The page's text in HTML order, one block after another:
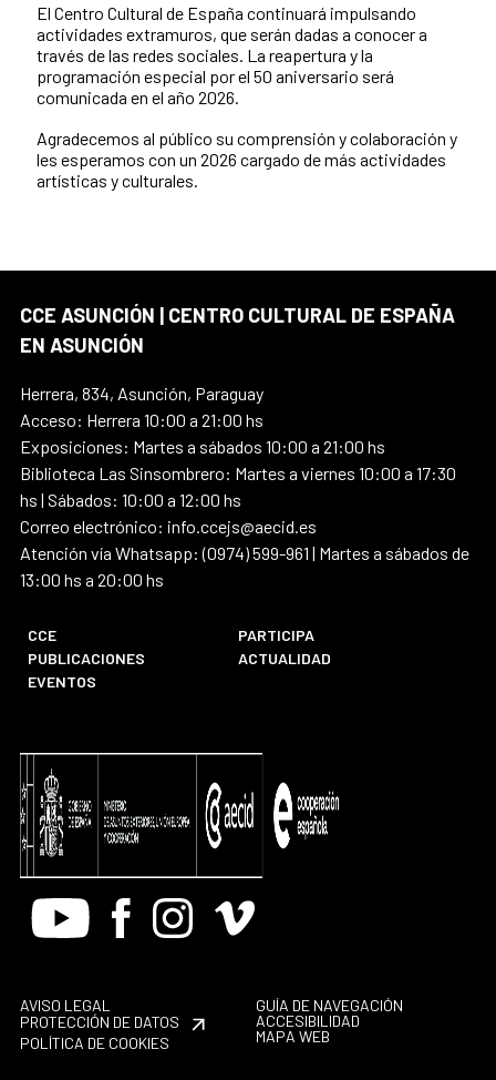
El Centro Cultural de España continuará impulsando
actividades extramuros, que serán dadas a conocer a
través de las redes sociales. La reapertura y la
programación especial por el 50 aniversario será
comunicada en el año 2026.
Agradecemos al público su comprensión y colaboración y
les esperamos con un 2026 cargado de más actividades
artísticas y culturales.
CCE ASUNCIÓN | CENTRO CULTURAL DE ESPAÑA
EN ASUNCIÓN
Herrera, 834, Asunción, Paraguay
Acceso: Herrera 10:00 a 21:00 hs
Exposiciones: Martes a sábados 10:00 a 21:00 hs
Biblioteca Las Sinsombrero: Martes a viernes 10:00 a 17:30
hs | Sábados: 10:00 a 12:00 hs
Correo electrónico: info.ccejs@aecid.es
Atención vía Whatsapp: (0974) 599-961 | Martes a sábados de
13:00 hs a 20:00 hs
CCE
PARTICIPA
PUBLICACIONES
ACTUALIDAD
EVENTOS
Youtube FacebookInstagram
Vimeo
AVISO LEGAL
PROTECCIÓN DE DATOS
POLÍTICA DE COOKIES
GUÍA DE NAVEGACIÓN
ACCESIBILIDAD
MAPA WEB